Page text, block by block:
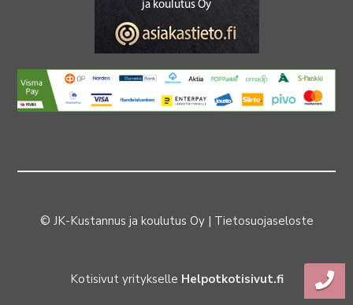
© JK-Kustannus ja koulutus Oy | Tietosuojaseloste
Kotisivut yritykselle Helpotkotisivut.fi